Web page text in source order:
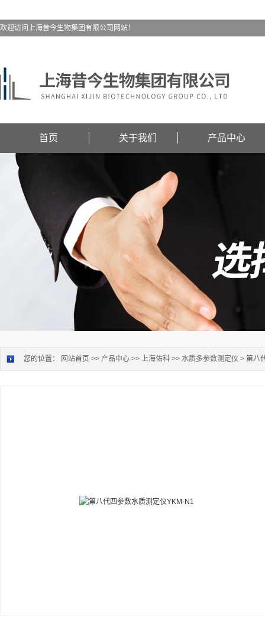
欢迎访问上海昔今生物集团有限公司网站！
首页 关于我们 产品中心
您的位置： 网站首页 >> 产品中心 >> 上海佑科 >> 水质多参数测定仪 > 第八